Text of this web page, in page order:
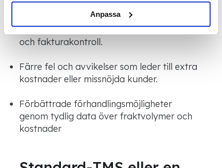
Anpassa
Mindre administrationstid tack vare
automatisering av bokningar, aviseringar
och fakturakontroll.
Färre fel och avvikelser som leder till extra
kostnader eller missnöjda kunder.
Förbättrade förhandlingsmöjligheter
genom tydlig data över fraktvolymer och
kostnader